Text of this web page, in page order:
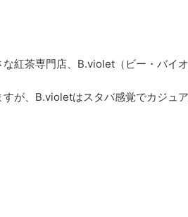
紅茶専門店、B.violet（ビー・バイオ
が、B.violetはスタバ感覚でカジュ